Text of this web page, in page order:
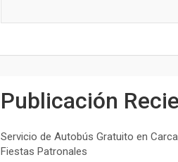
Publicación
Servicio de Autobús Gratuito en
Fiestas Patronales